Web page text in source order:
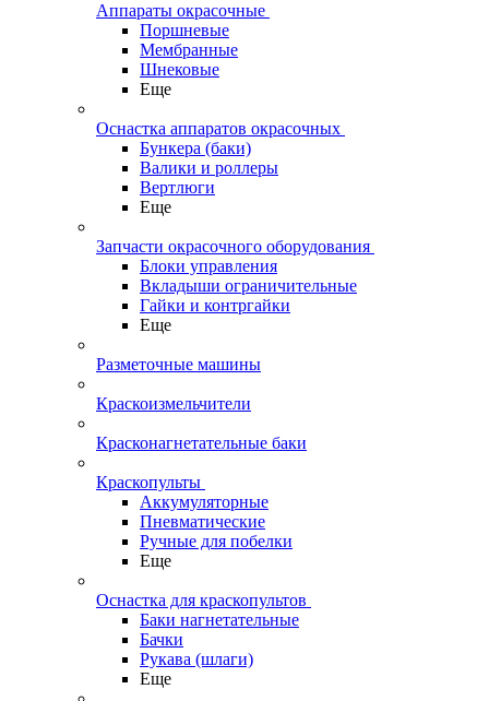
Аппараты окрасочные
Поршневые
Мембранные
Шнековые
Еще
Оснастка аппаратов окрасочных
Бункера (баки)
Валики и роллеры
Вертлюги
Еще
Запчасти окрасочного оборудования
Блоки управления
Вкладыши ограничительные
Гайки и контргайки
Еще
Разметочные машины
Краскоизмельчители
Красконагнетательные баки
Краскопульты
Аккумуляторные
Пневматические
Ручные для побелки
Еще
Оснастка для краскопультов
Баки нагнетательные
Бачки
Рукава (шлаги)
Еще